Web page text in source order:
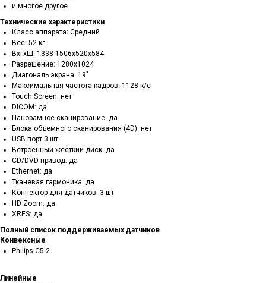
и многое другое
Технические характеристики
Класс аппарата: Средний
Вес: 52 кг
ВхГхШ: 1338-1506х520х584
Разрешение: 1280х1024
Диагональ экрана: 19"
Максимальная частота кадров: 1128 к/с
Touch Screen: нет
DICOM: да
Панорамное сканирование: да
Блока объемного сканирования (4D): нет
USB порт:3 шт
Встроенный жесткий диск: да
CD/DVD привод: да
Ethernet: да
Тканевая гармоника: да
Коннектор для датчиков: 3 шт
HD Zoom: да
XRES: да
Полный список поддерживаемых датчиков
Конвексные
Philips C5-2
Линейные